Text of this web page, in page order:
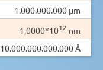
1.000.000.000 µm
1,0000*1012 nm
10.000.000.000.000 Å